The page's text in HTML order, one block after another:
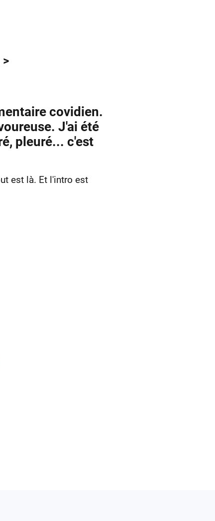
covidien.
J'ai été
pleuré... c'est
est là. Et l'intro est